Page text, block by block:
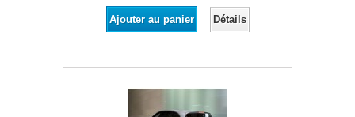
Ajouter au panier Détails